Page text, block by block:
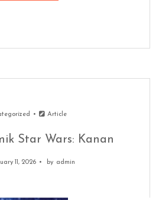
Article
Star Wars: Kanan
11, 2026 by admin